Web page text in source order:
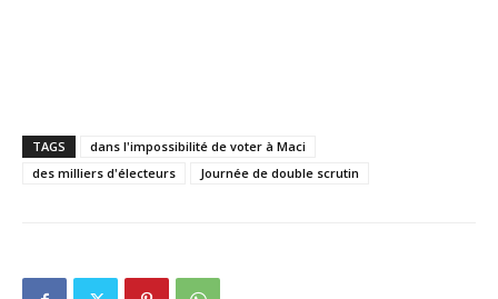
TAGS
dans l'impossibilité de voter à Maci
des milliers d'électeurs
Journée de double scrutin